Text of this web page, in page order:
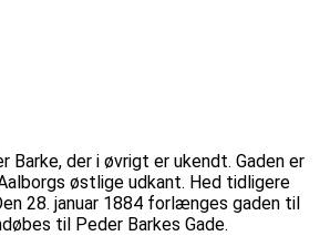
Barke, der i øvrigt er ukendt. Gaden er
østlige udkant. Hed tidligere
28. januar 1884 forlænges gaden til
til Peder Barkes Gade.